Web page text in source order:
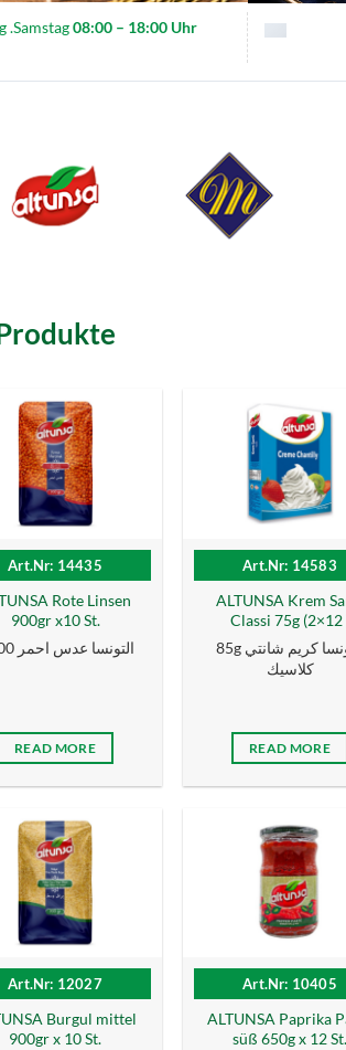
.Samstag08:00 – 18:00 Uhr
Art.Nr: 14435
Rote Linsen
900gr x10 St.
التونسا عدس احمر 900 غ
READ MORE
Art.Nr: 14583
ALTUNSA Krem
Classi 75g (2×12
85g التونسا كریم شانتي
كلاسیك
READ MORE
Art.Nr: 12027
Burgul mittel
900gr x 10 St.
Art.Nr: 10405
ALTUNSA Paprika
süß 650g x 12 St.